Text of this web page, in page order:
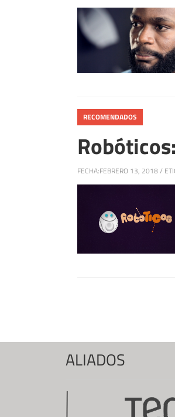
RECOMENDADOS
FECHA:FEBRERO 13, 2018/
ALIADOS